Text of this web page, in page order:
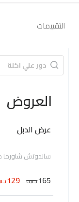
التقييمات
العروض
عرض الدبل
ساندوتش شاورما
165جنيه 129